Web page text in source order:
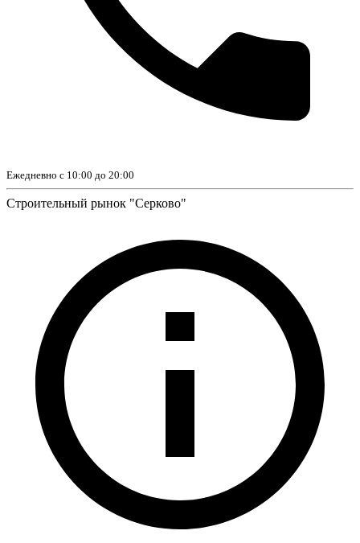
Ежедневно с 10:00 до 20:00
Строительный рынок "Серково"